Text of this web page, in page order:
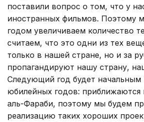
поставили вопрос о том, что у
иностранных фильмов. Поэтому
годом увеличиваем количество
считаем, что это одни из тех
только в нашей стране, но и за
пропагандируют нашу страну,
Следующий год будет начальным
юбилейных годов: приближаются
аль-Фараби, поэтому мы будем
реализацию таких хороших